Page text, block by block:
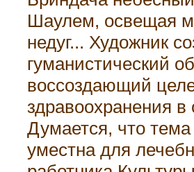
Шаулем, освещая
недуг... Художник
гуманистический
воссоздающий
здравоохранения
Думается, что
уместна для